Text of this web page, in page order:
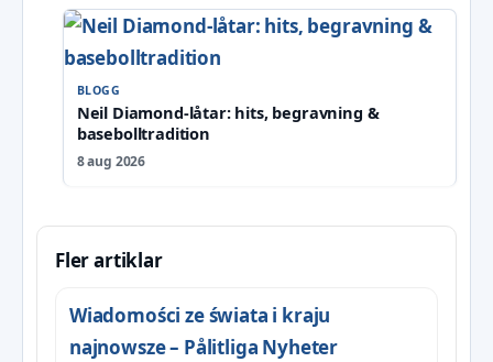
BLOGG
Neil Diamond-låtar: hits, begravning &
basebolltradition
8 aug 2026
Fler artiklar
Wiadomości ze świata i kraju
najnowsze – Pålitliga Nyheter